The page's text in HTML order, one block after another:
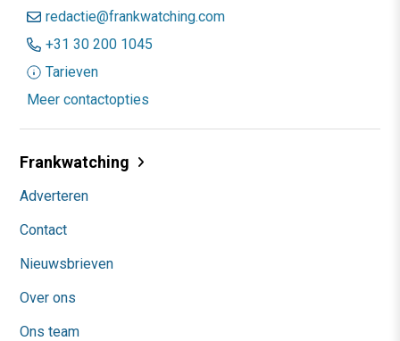
redactie@frankwatching.com
+31 30 200 1045
Tarieven
Meer contactopties
Frankwatching
Adverteren
Contact
Nieuwsbrieven
Over ons
Ons team